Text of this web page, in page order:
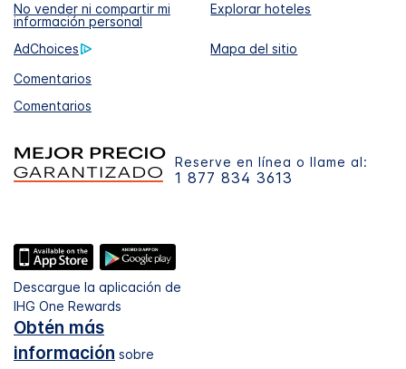
No vender ni compartir mi
información personal
Explorar hoteles
AdChoices
Mapa del sitio
Comentarios
Comentarios
Reserve en línea o llame al:
1 877 834 3613
Descargue la aplicación de
IHG One Rewards
Obtén más
información sobre